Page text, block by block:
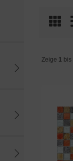
Zeige 1 bis